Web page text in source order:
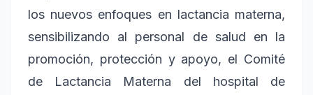
los nuevos enfoques en lactancia materna,
sensibilizando al personal de salud en la
promoción, protección y apoyo, el Comité
de Lactancia Materna del hospital de